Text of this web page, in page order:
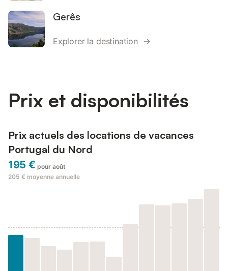
Gerês
Explorer la destination →
Prix et disponibilités
Prix actuels des locations de vacances
Portugal du Nord
195 € pour août
205 € moyenne annuelle